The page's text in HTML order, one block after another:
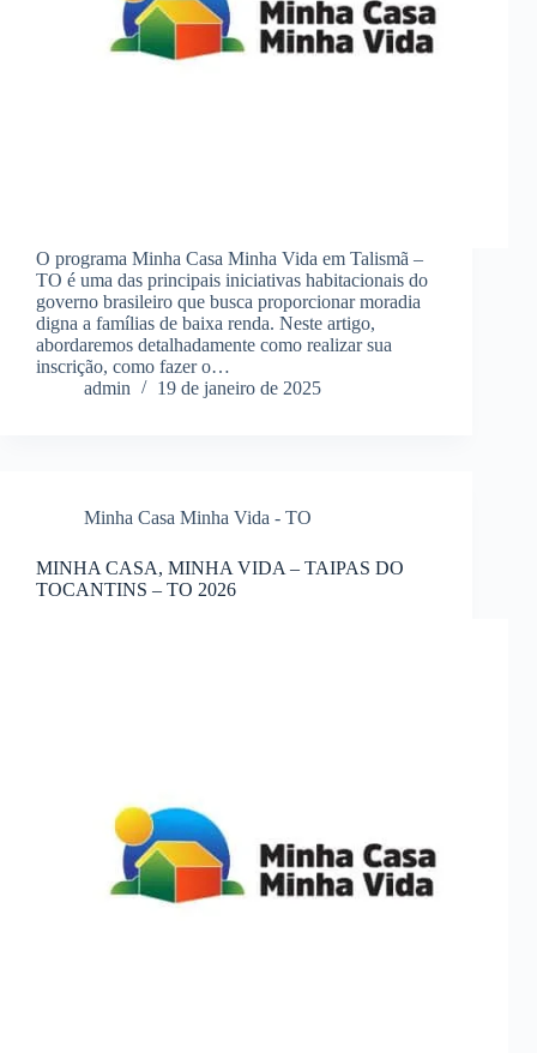
O programa Minha Casa Minha Vida em Talismã –
TO é uma das principais iniciativas habitacionais do
governo brasileiro que busca proporcionar moradia
digna a famílias de baixa renda. Neste artigo,
abordaremos detalhadamente como realizar sua
inscrição, como fazer o…
admin
19 de janeiro de 2025
Minha Casa Minha Vida - TO
MINHA CASA, MINHA VIDA – TAIPAS DO
TOCANTINS – TO 2026